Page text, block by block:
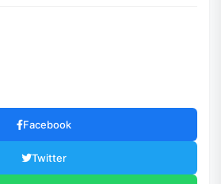
Facebook
Twitter